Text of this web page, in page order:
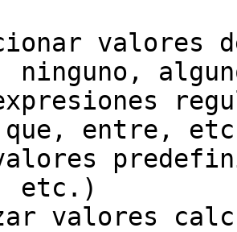
valores
ninguno,
que, entre,
etc.)
valores